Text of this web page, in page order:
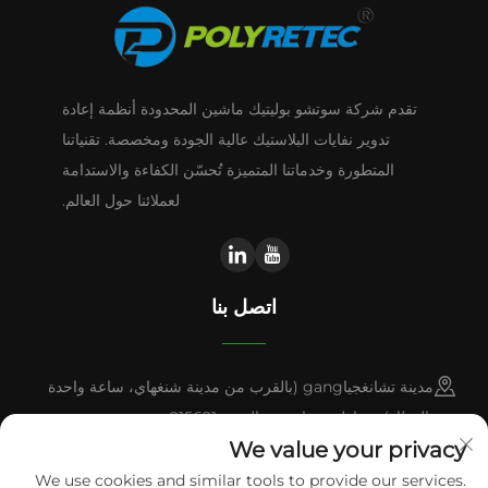
تقدم شركة سوتشو بوليتيك ماشين المحدودة أنظمة إعادة
تدوير نفايات البلاستيك عالية الجودة ومخصصة. تقنياتنا
المتطورة وخدماتنا المتميزة تُحسّن الكفاءة والاستدامة
لعملائنا حول العالم.
اتصل بنا
مدينة تشانغجياgang (بالقرب من مدينة شنغهاي، ساعة واحدة
بالقطار)، مقاطعة جيانغسو، الصين 215621
We value your privacy
We use cookies and similar tools to provide our services.